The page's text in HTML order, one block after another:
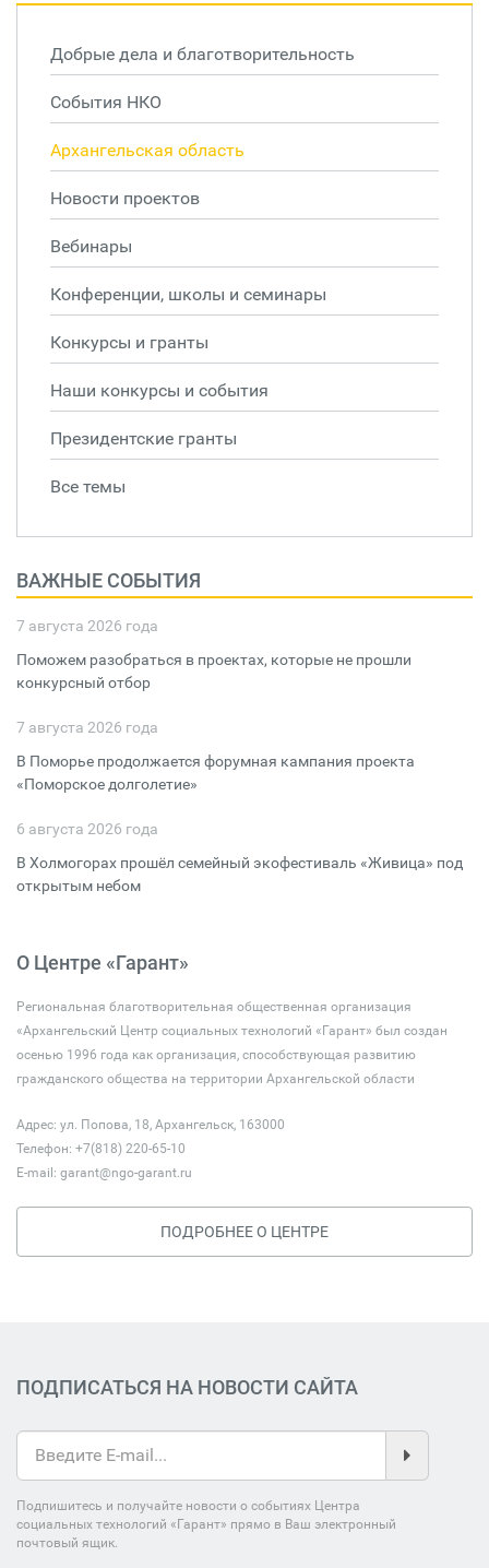
Добрые дела и благотворительность
События НКО
Архангельская область
Новости проектов
Вебинары
Конференции, школы и семинары
Конкурсы и гранты
Наши конкурсы и события
Президентские гранты
Все темы
ВАЖНЫЕ СОБЫТИЯ
7 августа 2026 года
Поможем разобраться в проектах, которые не прошли
конкурсный отбор
7 августа 2026 года
В Поморье продолжается форумная кампания проекта
«Поморское долголетие»
6 августа 2026 года
В Холмогорах прошёл семейный экофестиваль «Живица» под
открытым небом
О Центре «Гарант»
Региональная благотворительная общественная организация
«Архангельский Центр социальных технологий «Гарант» был создан
осенью 1996 года как организация, способствующая развитию
гражданского общества на территории Архангельской области
Адрес: ул. Попова, 18, Архангельск, 163000
Телефон: +7(818) 220-65-10
E-mail: garant@ngo-garant.ru
ПОДРОБНЕЕ О ЦЕНТРЕ
ПОДПИСАТЬСЯ НА НОВОСТИ САЙТА
Подпишитесь и получайте новости о событиях Центра
социальных технологий «Гарант» прямо в Ваш электронный
почтовый ящик.